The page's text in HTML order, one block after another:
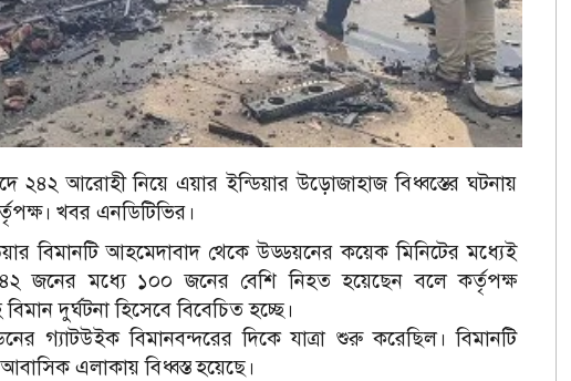
২৪২ আরোহী নিয়ে এয়ার ইন্ডিয়ার উড়োজাহাজ বিধ্বস্তের ঘটনায়
খবর এনডিটিভির।
বিমানটি আহমেদাবাদ থেকে উড্ডয়নের কয়েক মিনিটের মধ্যেই
জনের মধ্যে ১০০ জনের বেশি নিহত হয়েছেন বলে কর্তৃপক্ষ
দুর্ঘটনা হিসেবে বিবেচিত হচ্ছে।
গ্যাটউইক বিমানবন্দরের দিকে যাত্রা শুরু করেছিল। বিমানটি
এলাকায় বিধ্বস্ত হয়েছে।